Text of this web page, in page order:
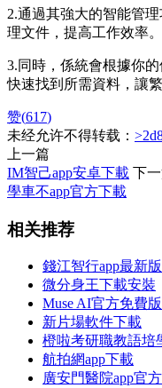
2.通過其強大的智能管
理文件，提高工作效率。
3.同時，係統會根據你
快速找到所需資料，讓
赞(617)
未经允许不得转载：
上一篇
IM智己app安卓下載 下
學車不app官方下載
相关推荐
錢江智行app最新
微分身王下載安裝
Muse AI官方免費
新片場軟件下載
橙啦考研職教語培
航拍網app下載
廣安門醫院app官